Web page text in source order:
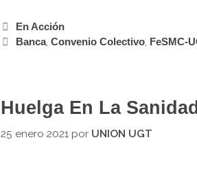
En Acción
Banca,Convenio Colectivo, FeSMC-
Huelga En La
25 enero 2021 por UNION UGT